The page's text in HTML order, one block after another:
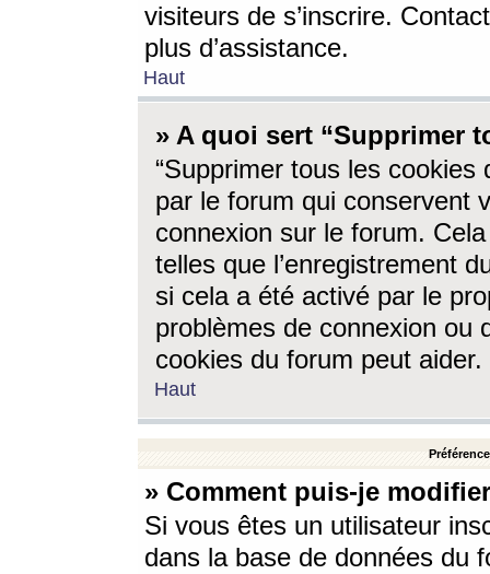
visiteurs de s’inscrire.
plus d’assistance.
Haut
» A quoi sert “Supprimer
“Supprimer tous les cookies
par le forum qui conservent
connexion sur le forum.
telles que l’enregistrement
si cela a été activé par le
problèmes de connexion ou
cookies du forum peut aider.
Haut
» Comment puis-je
Si vous êtes un utilisateur
dans la base de données du